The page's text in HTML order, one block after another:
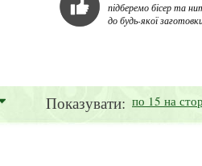
підберемо бісер та
до будь-якої
Показувати: по 15 на